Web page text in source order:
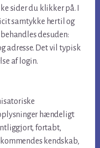
sider du klikker på. I
samtykke hertil og
desuden:
adresse. Det vil typisk
af login.
hændeligt
fortabt,
kendskab,